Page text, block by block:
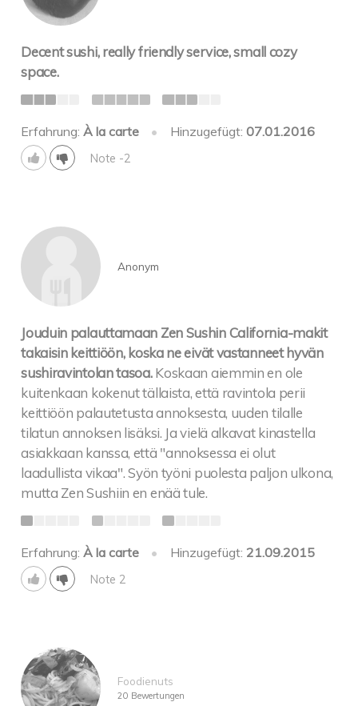
Decent sushi, really friendly service, small cozy
space.
Erfahrung:À la carte • Hinzugefügt: 07.01.2016
Note -2
Anonym
Jouduin palauttamaan Zen Sushin California-makit
takaisin keittiöön, koska ne eivät vastanneet hyvän
sushiravintolan tasoa. Koskaan aiemmin en ole
kuitenkaan kokenut tällaista, että ravintola perii
keittiöön palautetusta annoksesta, uuden tilalle
tilatun annoksen lisäksi. Ja vielä alkavat kinastella
asiakkaan kanssa, että "annoksessa ei olut
laadullista vikaa". Syön työni puolesta paljon ulkona,
mutta Zen Sushiin en enää tule.
Erfahrung:À la carte • Hinzugefügt: 21.09.2015
Note 2
Foodienuts
20 Bewertungen